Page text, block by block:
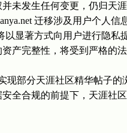
未发生任何变更，仍归天
迁移涉及用户个人信
以显著方式向用户进行隐私
产完整性，将受到严格的法
部分天涯社区精华帖子的
全合规的前提下，天涯社